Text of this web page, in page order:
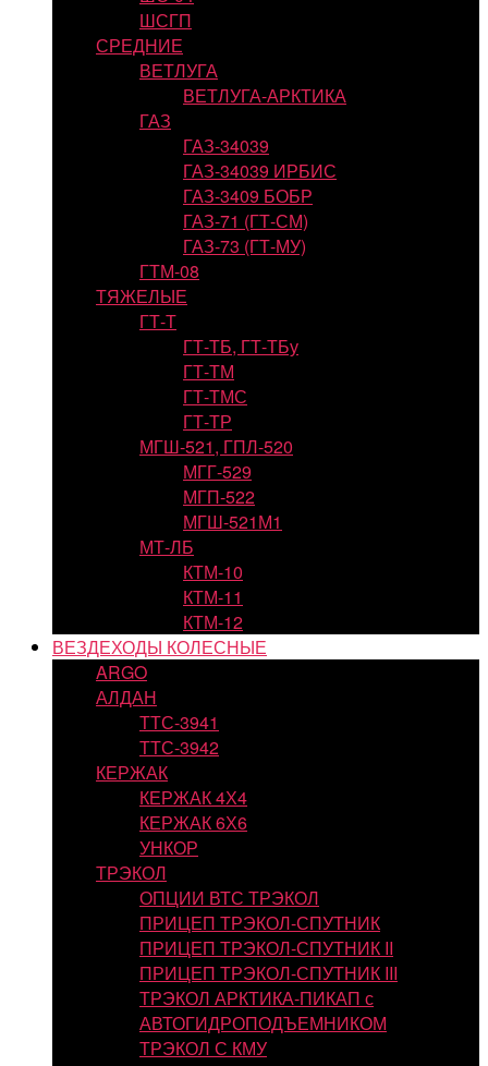
ШСГП
СРЕДНИЕ
ВЕТЛУГА
ВЕТЛУГА-АРКТИКА
ГАЗ
ГАЗ-34039
ГАЗ-34039 ИРБИС
ГАЗ-3409 БОБР
ГАЗ-71 (ГТ-СМ)
ГАЗ-73 (ГТ-МУ)
ГТМ-08
ТЯЖЕЛЫЕ
ГТ-Т
ГТ-ТБ, ГТ-ТБу
ГТ-ТМ
ГТ-ТМС
ГТ-ТР
МГШ-521, ГПЛ-520
МГГ-529
МГП-522
МГШ-521М1
МТ-ЛБ
КТМ-10
КТМ-11
КТМ-12
ВЕЗДЕХОДЫ КОЛЕСНЫЕ
ARGO
АЛДАН
ТТС-3941
ТТС-3942
КЕРЖАК
КЕРЖАК 4Х4
КЕРЖАК 6Х6
УНКОР
ТРЭКОЛ
ОПЦИИ ВТС ТРЭКОЛ
ПРИЦЕП ТРЭКОЛ-СПУТНИК
ПРИЦЕП ТРЭКОЛ-СПУТНИК II
ПРИЦЕП ТРЭКОЛ-СПУТНИК III
ТРЭКОЛ АРКТИКА-ПИКАП с
АВТОГИДРОПОДЪЕМНИКОМ
ТРЭКОЛ С КМУ